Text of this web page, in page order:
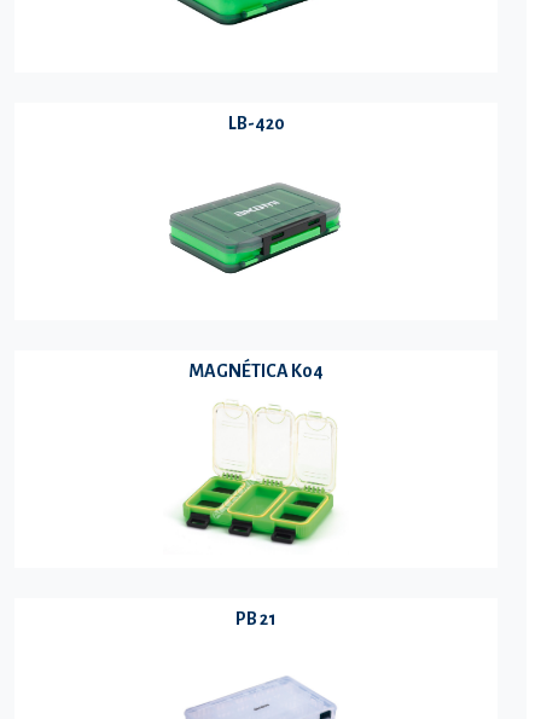
LB-420
MAGNÉTICA K04
PB 21